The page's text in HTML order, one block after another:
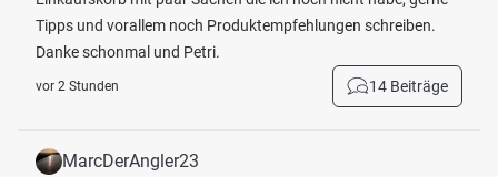
Tipps und vorallem noch Produktempfehlungen schreiben.
Danke schonmal und Petri.
vor 2 Stunden 14 Beiträge
MarcDerAngler23